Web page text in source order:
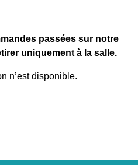
passées sur notre
uniquement à la salle.
n’est disponible.